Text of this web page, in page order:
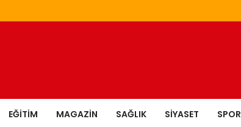
EĞITIM MAGAZIN SAĞLIK SIYASET SPOR